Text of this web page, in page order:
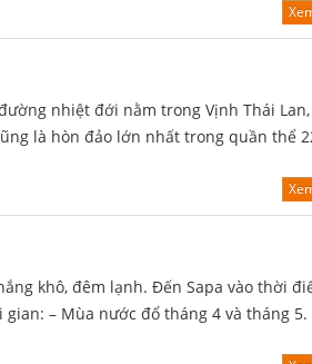
nhiệt đới nằm trong Vịnh Thái
là hòn đảo lớn nhất trong quần thể
khô, đêm lạnh. Đến Sapa vào thời
– Mùa nước đổ tháng 4 và tháng 5.